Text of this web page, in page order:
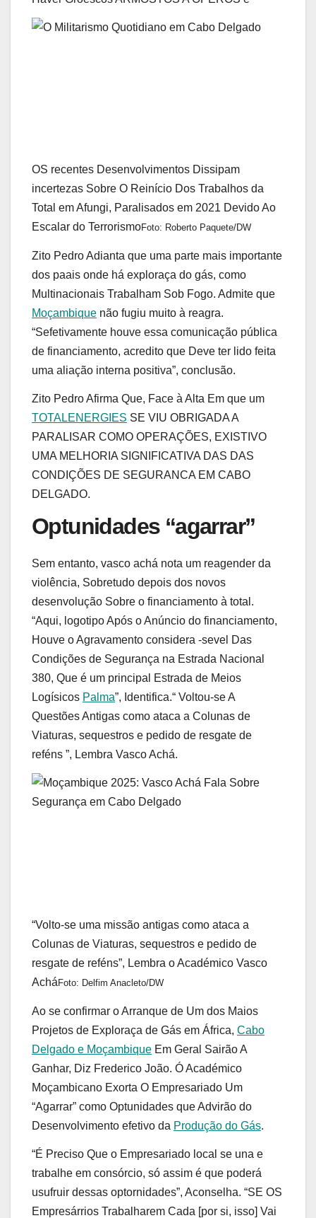
OS recentes Desenvolvimentos Dissipam
incertezas Sobre O Reinício Dos Trabalhos da
Total em Afungi, Paralisados ​​em 2021 Devido Ao
Escalar do TerrorismoFoto: Roberto Paquete/DW
Zito Pedro Adianta que uma parte mais importante
dos paais onde há exploraça do gás, como
Multinacionais Trabalham Sob Fogo. Admite que
Moçambique não fugiu muito à reagra.
“Sefetivamente houve essa comunicação pública
de financiamento, acredito que Deve ter lido feita
uma aliação interna positiva”, conclusão.
Zito Pedro Afirma Que, Face à Alta Em que um
TOTALENERGIES SE VIU OBRIGADA A
PARALISAR COMO OPERAÇÕES, EXISTIVO
UMA MELHORIA SIGNIFICATIVA DAS DAS
CONDIÇÕES DE SEGURANCA EM CABO
DELGADO.
Optunidades “agarrar”
Sem entanto, vasco achá nota um reagender da
violência, Sobretudo depois dos novos
desenvolução Sobre o financiamento à total.
“Aqui, logotipo Após o Anúncio do financiamento,
Houve o Agravamento considera -sevel Das
Condições de Segurança na Estrada Nacional
380, Que é um principal Estrada de Meios
Logísicos Palma”, Identifica.“ Voltou-se A
Questões Antigas como ataca a Colunas de
Viaturas, sequestros e pedido de resgate de
reféns ”, Lembra Vasco Achá.
“Volto-se uma missão antigas como ataca a
Colunas de Viaturas, sequestros e pedido de
resgate de reféns”, Lembra o Académico Vasco
Achá Foto: Delfim Anacleto/DW
Ao se confirmar o Arranque de Um dos Maios
Projetos de Exploraça de Gás em África, Cabo
Delgado e Moçambique Em Geral Sairão A
Ganhar, Diz Frederico João. Ó Académico
Moçambicano Exorta O Empresariado Um
“Agarrar” como Optunidades que Advirão do
Desenvolvimento efetivo da Produção do Gás.
“É Preciso Que o Empresariado local se una e
trabalhe em consórcio, só assim é que poderá
usufruir dessas optornidades”, Aconselha. “SE OS
Empresárrios Trabalharem Cada [por si, isso] Vai